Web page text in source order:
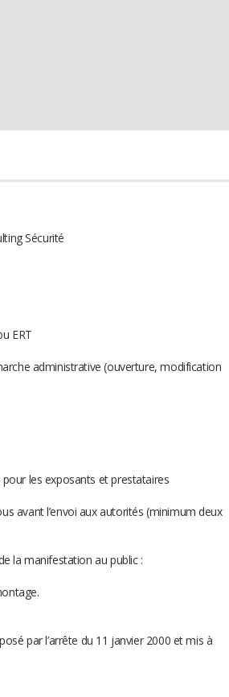
Sécurité
ERT
administrative (ouverture, modification
les exposants et prestataires
avant l’envoi aux autorités (minimum deux
la manifestation au public :
par l’arrête du 11 janvier 2000 et mis à